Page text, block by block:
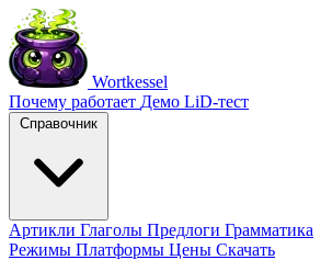
Wortkessel
Почему работает Демо LiD-тест
Справочник
Артикли Глаголы Предлоги Грамматика
Режимы Платформы Цены Скачать